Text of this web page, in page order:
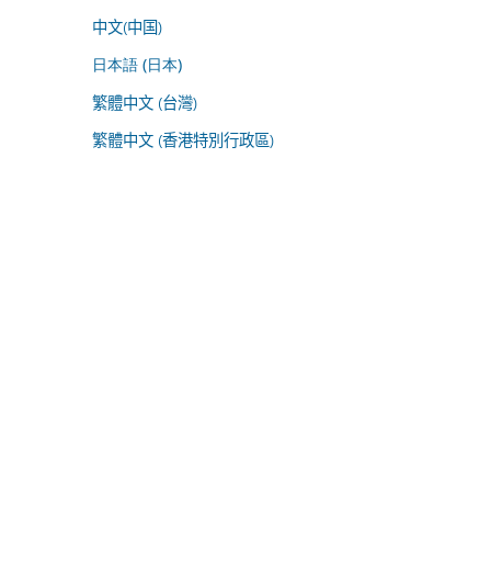
中文(中国)
日本語 (日本)
繁體中文 (台灣)
繁體中文 (香港特別行政區)